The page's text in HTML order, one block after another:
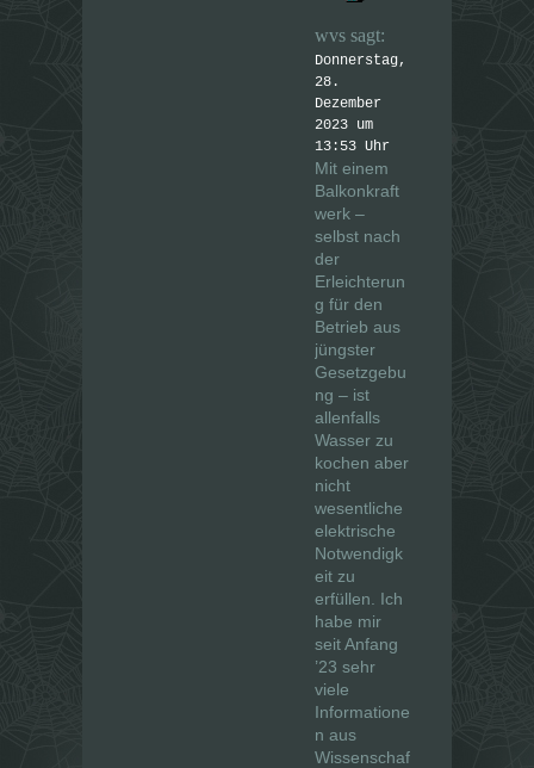
wvs sagt:
Donnerstag,
28.
Dezember
2023 um
13:53 Uhr
Mit einem
Balkonkraft
werk –
selbst nach
der
Erleichterun
g für den
Betrieb aus
jüngster
Gesetzgebu
ng – ist
allenfalls
Wasser zu
kochen aber
nicht
wesentliche
elektrische
Notwendigk
eit zu
erfüllen. Ich
habe mir
seit Anfang
’23 sehr
viele
Informatione
n aus
Wissenschaf